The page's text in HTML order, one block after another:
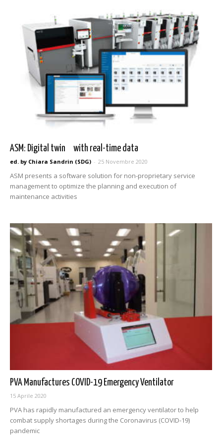
ASM: Digital twin with real-time data
ed. by Chiara Sandrin (SDG) - 25 Novembre 2020
ASM presents a software solution for non-proprietary service
management to optimize the planning and execution of
maintenance activities
PVA Manufactures COVID-19 Emergency Ventilator
15 Aprile 2020
PVA has rapidly manufactured an emergency ventilator to help
combat supply shortages during the Coronavirus (COVID-19)
pandemic